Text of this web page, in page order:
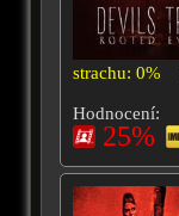
strachu: 0%
Hodnocení:
25%